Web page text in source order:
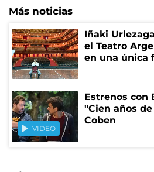
Más noticias
Iñaki
el Teatro
en una única
VIDEO
Estrenos con
"Cien años
Coben